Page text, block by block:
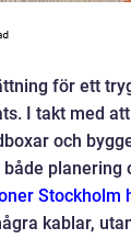
för ett
I takt med
och
planering
Stockholm
kablar,